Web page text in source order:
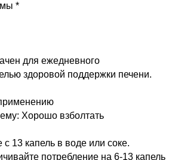
*
для ежедневного
здоровой поддержки печени.
Хорошо взболтать
13 капель в воде или соке.
потребление на 6-13 капель